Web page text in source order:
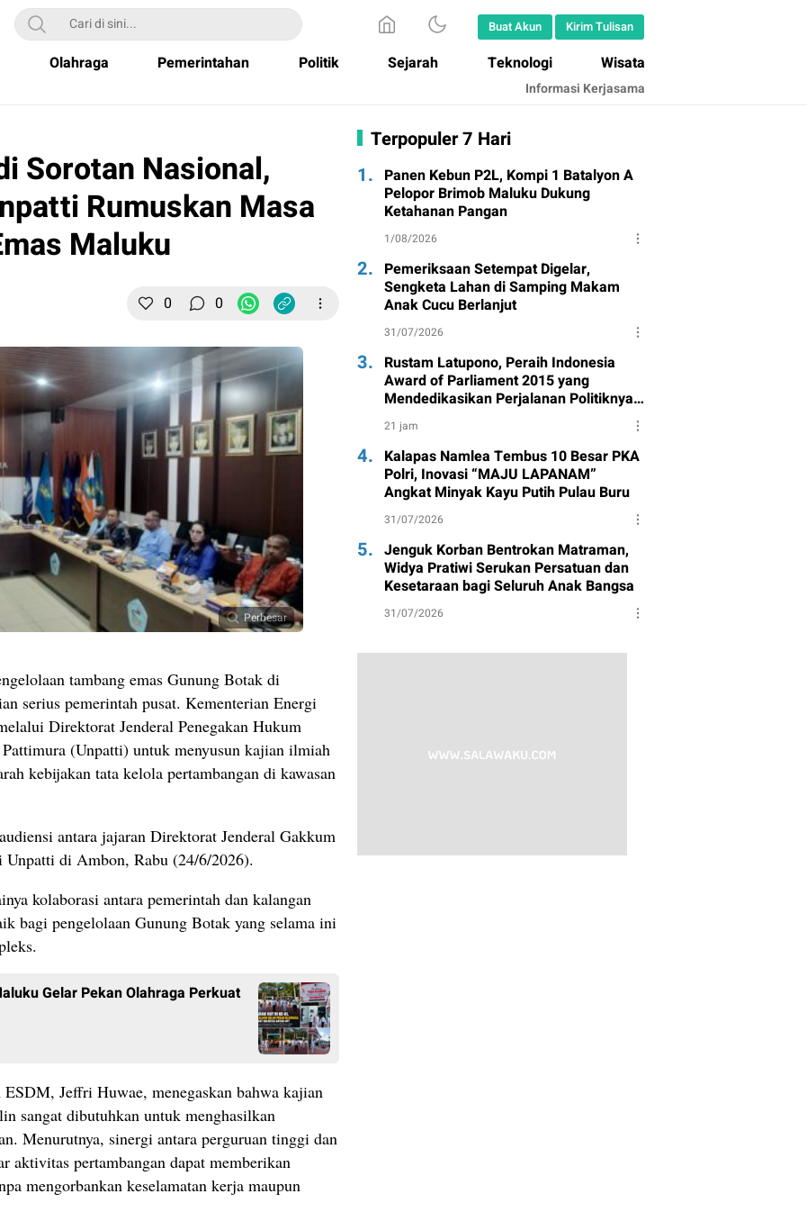
Buat Akun Kirim Tulisan
Olahraga Pemerintahan Politik Sejarah Teknologi Wisata
Informasi Kerjasama
Sorotan Nasional,
Rumuskan Masa
Maluku
0 0
Perbesar
tambang emas Gunung Botak di
serius pemerintah pusat. Kementerian Energi
Direktorat Jenderal Penegakan Hukum
(Unpatti) untuk menyusun kajian ilmiah
kebijakan tata kelola pertambangan di kawasan
antara jajaran Direktorat Jenderal Gakkum
di Ambon, Rabu (24/6/2026).
kolaborasi antara pemerintah dan kalangan
bagi pengelolaan Gunung Botak yang selama ini
Gelar Pekan Olahraga Perkuat
Jeffri Huwae, menegaskan bahwa kajian
sangat dibutuhkan untuk menghasilkan
Menurutnya, sinergi antara perguruan tinggi dan
aktivitas pertambangan dapat memberikan
mengorbankan keselamatan kerja maupun
Terpopuler 7 Hari
1. Panen Kebun P2L, Kompi 1 Batalyon A
Pelopor Brimob Maluku Dukung
Ketahanan Pangan
1/08/2026
2. Pemeriksaan Setempat Digelar,
Sengketa Lahan di Samping Makam
Anak Cucu Berlanjut
31/07/2026
3. Rustam Latupono, Peraih Indonesia
Award of Parliament 2015 yang
Mendedikasikan Perjalanan Politiknya
untuk Partai Gerindra
21 jam
4. Kalapas Namlea Tembus 10 Besar PKA
Polri, Inovasi “MAJU LAPANAM”
Angkat Minyak Kayu Putih Pulau Buru
31/07/2026
5. Jenguk Korban Bentrokan Matraman,
Widya Pratiwi Serukan Persatuan dan
Kesetaraan bagi Seluruh Anak Bangsa
31/07/2026